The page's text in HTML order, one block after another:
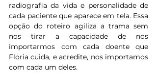
radiografia da vida e personalidade de
cada paciente que aparece em tela. Essa
opção do roteiro agiliza a trama sem
nos tirar a capacidade de nos
importarmos com cada doente que
Floria cuida, e acredite, nos importamos
com cada um deles.